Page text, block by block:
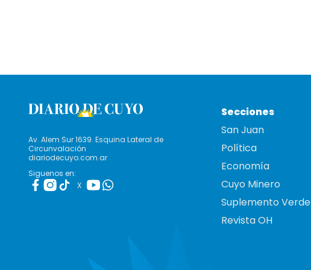
Av. Alem Sur 1639. Esquina Lateral de
Circunvalación
diariodecuyo.com.ar
Siguenos en:
X
Secciones
San Juan
Política
Economía
Cuyo Minero
Suplemento Verde
Revista OH